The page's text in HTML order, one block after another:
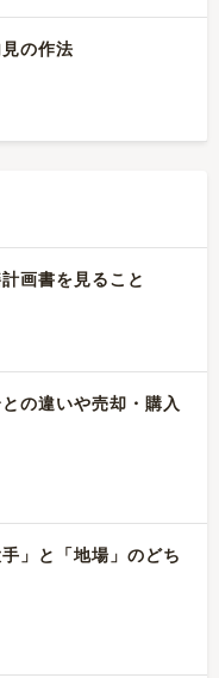
の作法
画書を見ること
の違いや売却・購入
」と「地場」のどち